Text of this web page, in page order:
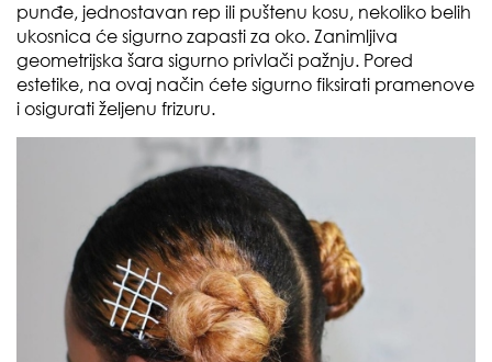
punđe, jednostavan rep ili puštenu kosu, nekoliko belih
ukosnica će sigurno zapasti za oko. Zanimljiva
geometrijska šara sigurno privlači pažnju. Pored
estetike, na ovaj način ćete sigurno fiksirati pramenove
i osigurati željenu frizuru.